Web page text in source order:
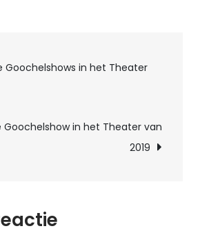
Goochelshows in het Theater
Goochelshow in het Theater van
2019